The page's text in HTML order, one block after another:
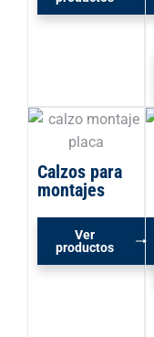
Calzos para
montajes
Ver
productos